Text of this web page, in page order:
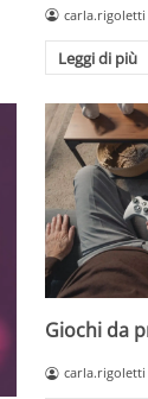
carla.rigoletti
Leggi di più
Giochi da
carla.rigoletti